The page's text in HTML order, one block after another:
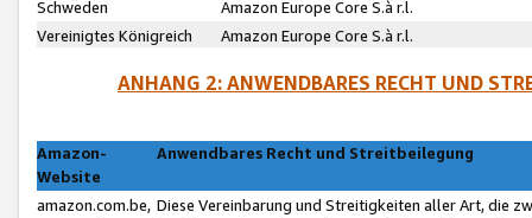
Schweden
Amazon Europe Core S.à r.l.
Vereinigtes Königreich
Amazon Europe Core S.à r.l.
ANHANG 2: ANWENDBARES RECHT UND
Amazon-
Website
Anwendbares Recht und Streitbeilegung
amazon.com.be, Diese Vereinbarung und Streitigkeiten aller Art, die